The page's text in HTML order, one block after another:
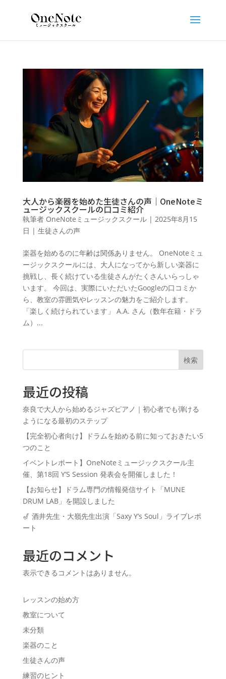
大人から楽器を始めた生徒さんの声｜OneNoteミ
ュージックスクールの口コミ紹介
執筆者 OneNoteミュージックスクール| 2025年8月15
日 | 生徒さんの声
楽器を始めるのに年齢は関係ありません。 OneNoteミュ
ージックスクールには、大人になってから新しい楽器に
挑戦し、長く続けている生徒さんがたくさんいらっしゃ
います。 今回は、実際にいただいたGoogleの口コミか
ら、教室の雰囲気やレッスンの魅力をご紹介します。
「楽しく続けられています」 A.A. さん（数年在籍・ドラ
ム）...
検索
最近の投稿
奈良で大人から始めるジャズピアノ｜初心者でも弾ける
ようになる最初のステップ
【完全初心者向け】ドラムを始める前に知っておきたい5
つのこと
イベントレポート】OneNoteミュージックスクール主
催、第18回 Y’S Session 発表会を開催しました！
【お知らせ】ドラム専門の情報発信サイト「MUNE
DRUM LAB」を開設しました
🎷 酒井先生・大嶺先生出演「Saxy Y’s Soul」ライブレポ
ート
最近のコメント
表示できるコメントはありません。
レッスンの始め方
教室について
未分類
楽器のこと
生徒さんの声
練習のヒント